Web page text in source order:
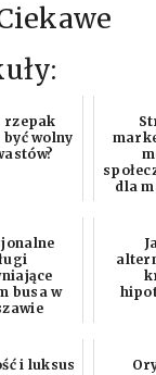
rzepak
wolny
dla
busa w
i luksus